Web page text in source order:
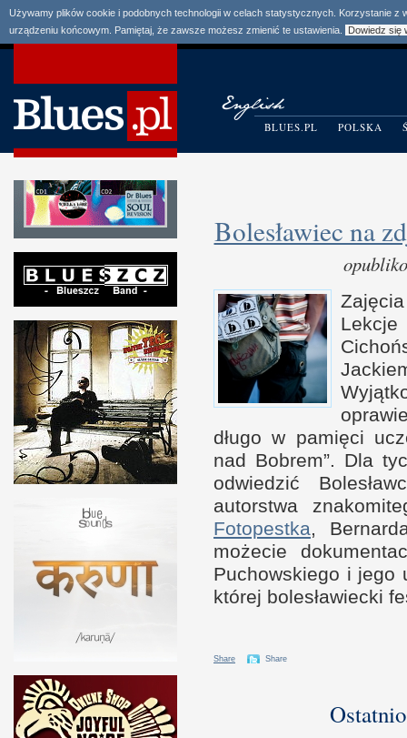
Używamy plików cookie i podobnych technologii w celach statystycznych. Korzystanie
urządzeniu końcowym. Pamiętaj, że zawsze możesz zmienić te ustawienia.
Dowiedz się
BLUES.PL POLSKA
Bolesławiec na
długow pamięci
nad Bobrem”. Dla
odwiedzić
autorstwa
Fotopestka ,
możecie
Puchowskiego i jego
której bolesławiecki
Share Share